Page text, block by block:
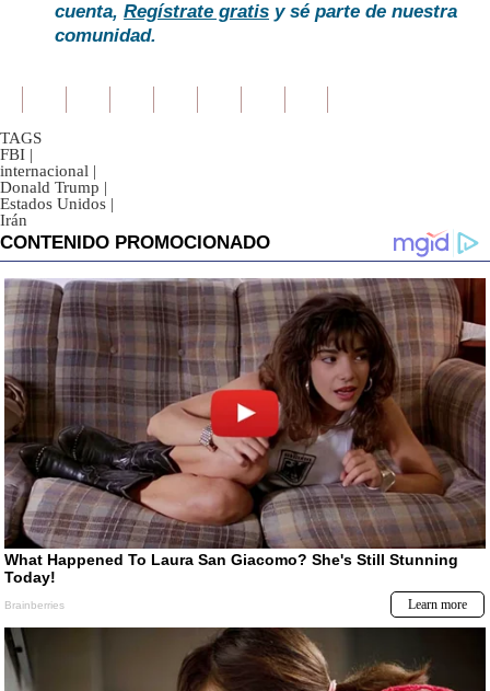
cuenta, Regístrate gratis y sé parte de nuestra
comunidad.
TAGS
FBI |
internacional |
Donald Trump |
Estados Unidos |
Irán